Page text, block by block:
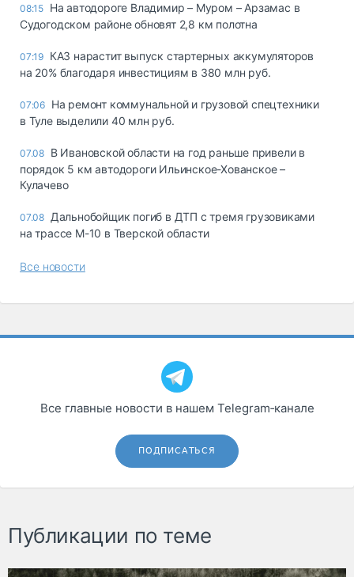
08:15 На автодороге Владимир – Муром – Арзамас в
Судогодском районе обновят 2,8 км полотна
07:19 КАЗ нарастит выпуск стартерных аккумуляторов
на 20% благодаря инвестициям в 380 млн руб.
07:06 На ремонт коммунальной и грузовой спецтехники
в Туле выделили 40 млн руб.
07.08 В Ивановской области на год раньше привели в
порядок 5 км автодороги Ильинское-Хованское –
Кулачево
07.08 Дальнобойщик погиб в ДТП с тремя грузовиками
на трассе М-10 в Тверской области
Все новости
Все главные новости в нашем Telegram‑канале
ПОДПИСАТЬСЯ
Публикации по теме